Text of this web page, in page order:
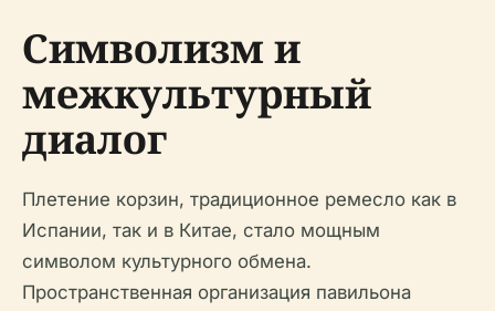
Символизм и
межкультурный
диалог
Плетение корзин, традиционное ремесло как в
Испании, так и в Китае, стало мощным
символом культурного обмена.
Пространственная организация павильона